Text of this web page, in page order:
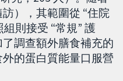
），其範圍從 “住院
則接受 “常規” 護
調查額外膳食補充的
的蛋白質能量口服營